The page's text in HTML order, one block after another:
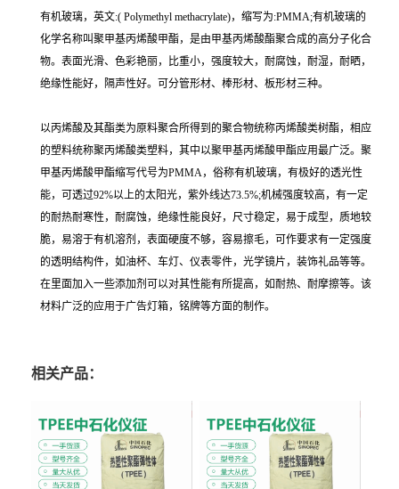
有机玻璃，英文:( Polymethyl methacrylate)，缩写为:PMMA;有机玻璃的
化学名称叫聚甲基丙烯酸甲酯，是由甲基丙烯酸酯聚合成的高分子化合
物。表面光滑、色彩艳丽，比重小，强度较大，耐腐蚀，耐湿，耐晒，
绝缘性能好，隔声性好。可分管形材、棒形材、板形材三种。
以丙烯酸及其酯类为原料聚合所得到的聚合物统称丙烯酸类树酯，相应
的塑料统称聚丙烯酸类塑料，其中以聚甲基丙烯酸甲酯应用最广泛。聚
甲基丙烯酸甲酯缩写代号为PMMA，俗称有机玻璃，有极好的透光性
能，可透过92%以上的太阳光，紫外线达73.5%;机械强度较高，有一定
的耐热耐寒性，耐腐蚀，绝缘性能良好，尺寸稳定，易于成型，质地较
脆，易溶于有机溶剂，表面硬度不够，容易擦毛，可作要求有一定强度
的透明结构件，如油杯、车灯、仪表零件，光学镜片，装饰礼品等等。
在里面加入一些添加剂可以对其性能有所提高，如耐热、耐摩擦等。该
材料广泛的应用于广告灯箱，铭牌等方面的制作。
相关产品：